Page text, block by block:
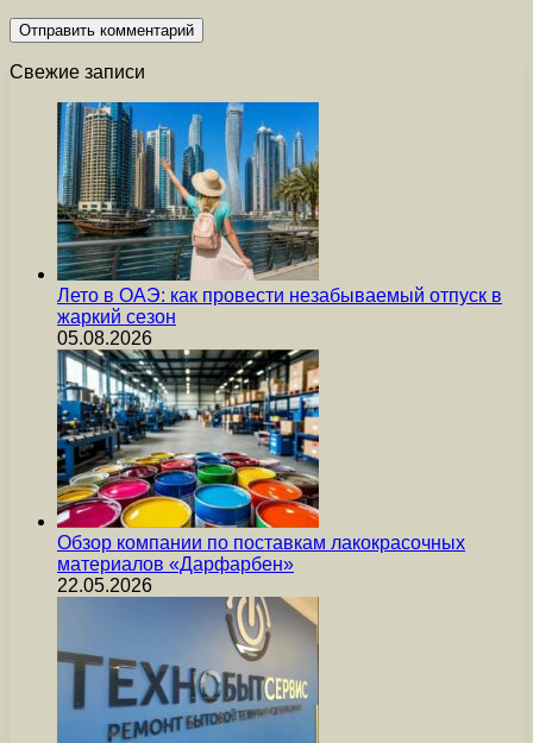
Свежие записи
Лето в ОАЭ: как провести незабываемый отпуск в
жаркий сезон
05.08.2026
Обзор компании по поставкам лакокрасочных
материалов «Дарфарбен»
22.05.2026